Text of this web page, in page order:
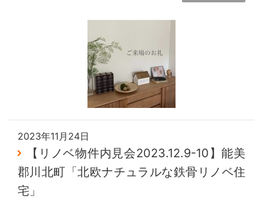
2023年11月24日
【リノベ物件内見会2023.12.9-10】能美
郡川北町「北欧ナチュラルな鉄骨リノベ住
宅」